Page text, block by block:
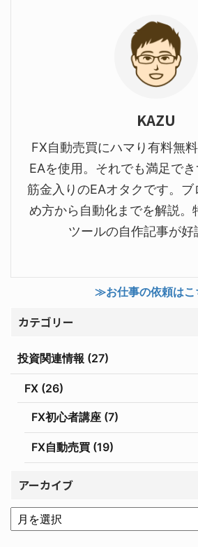
KAZU
FX自動売買にハマり有料無
EAを使用。それでも満足で
筋金入りのEAオタクです。
め方から自動化までを解説。
ツールの自作記事が好
≫お仕事の依頼はこ
カテゴリー
投資関連情報 (27)
FX (26)
FX初心者講座 (7)
FX自動売買 (19)
アーカイブ